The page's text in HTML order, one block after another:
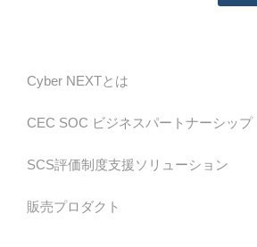
Cyber NEXTとは
CEC SOC ビジネスパートナーシップ
SCS評価制度支援ソリューション
販売プロダクト